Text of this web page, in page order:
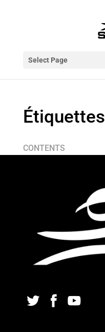
Select Page
Étiquettes
CONTENTS